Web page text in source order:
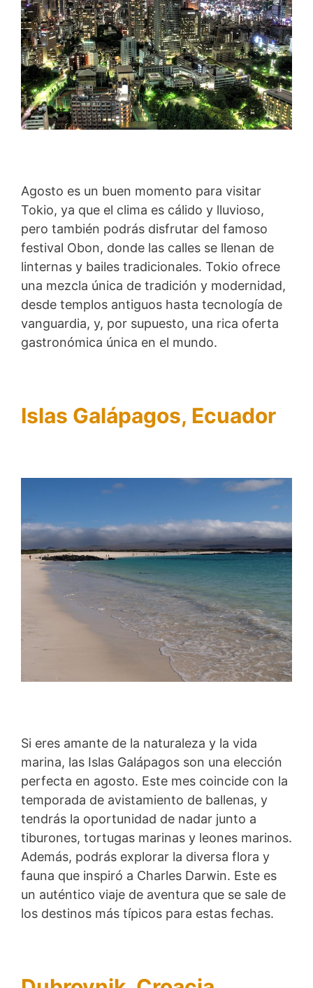
Agosto es un buen momento para visitar
Tokio, ya que el clima es cálido y lluvioso,
pero también podrás disfrutar del famoso
festival Obon, donde las calles se llenan de
linternas y bailes tradicionales. Tokio ofrece
una mezcla única de tradición y modernidad,
desde templos antiguos hasta tecnología de
vanguardia, y, por supuesto, una rica oferta
gastronómica única en el mundo.
Islas Galápagos, Ecuador
Si eres amante de la naturaleza y la vida
marina, las Islas Galápagos son una elección
perfecta en agosto. Este mes coincide con la
temporada de avistamiento de ballenas, y
tendrás la oportunidad de nadar junto a
tiburones, tortugas marinas y leones marinos.
Además, podrás explorar la diversa flora y
fauna que inspiró a Charles Darwin. Este es
un auténtico viaje de aventura que se sale de
los destinos más típicos para estas fechas.